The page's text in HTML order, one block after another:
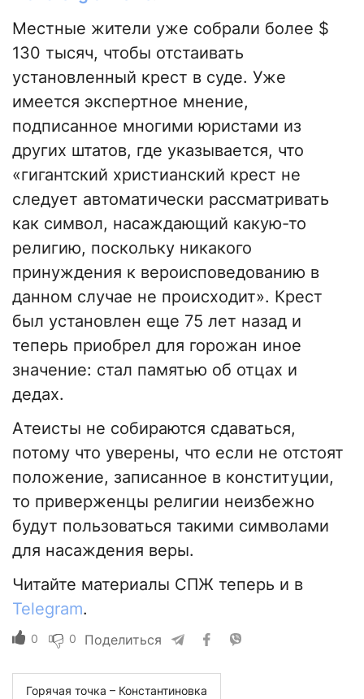
Местные жители уже собрали более $
130 тысяч, чтобы отстаивать
установленный крест в суде. Уже
имеется экспертное мнение,
подписанное многими юристами из
других штатов, где указывается, что
«гигантский христианский крест не
следует автоматически рассматривать
как символ, насаждающий какую-то
религию, поскольку никакого
принуждения к вероисповедованию в
данном случае не происходит». Крест
был установлен еще 75 лет назад и
теперь приобрел для горожан иное
значение: стал памятью об отцах и
дедах.
Атеисты не собираются сдаваться,
потому что уверены, что если не отстоят
положение, записанное в конституции,
то приверженцы религии неизбежно
будут пользоваться такими символами
для насаждения веры.
Читайте материалы СПЖ теперь и в
Telegram.
0 0 Поделиться
Горячая точка – Константиновка